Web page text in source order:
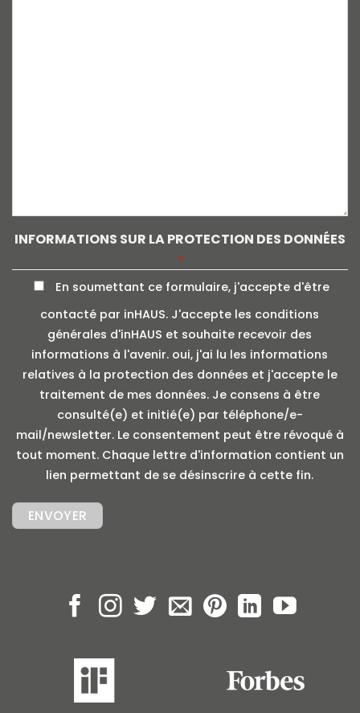
INFORMATIONS SUR LA PROTECTION DES DONNÉES
*
En soumettant ce formulaire, j'accepte d'être
contacté par inHAUS. J'accepte les conditions
générales d'inHAUS et souhaite recevoir des
informations à l'avenir. oui, j'ai lu les informations
relatives à la protection des données et j'accepte le
traitement de mes données. Je consens à être
consulté(e) et initié(e) par téléphone/e-
mail/newsletter. Le consentement peut être révoqué à
tout moment. Chaque lettre d'information contient un
lien permettant de se désinscrire à cette fin.